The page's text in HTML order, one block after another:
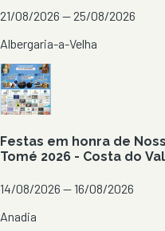
21/08/2026 — 25/08/2026
Albergaria-a-Velha
Festas em honra de
Tomé 2026 - Costa do
14/08/2026 — 16/08/2026
Anadia